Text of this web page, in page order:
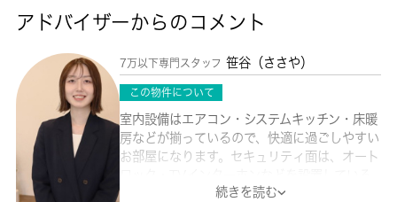
アドバイザーからのコメント
7万以下専門スタッフ 笹谷（ささや）
この物件について
室内設備はエアコン・システムキッチン・床暖
房などが揃っているので、快適に過ごしやすい
お部屋になります。セキュリティ面は、オート
ので安全面でも優れております。こちらのお部
続きを読む